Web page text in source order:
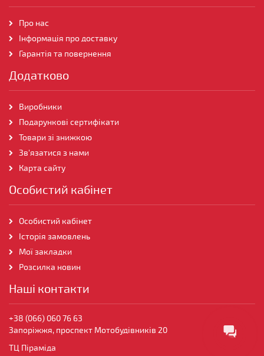
Про нас
Інформація про доставку
Гарантія та повернення
Додатково
Виробники
Подарункові сертифікати
Товари зі знижкою
Зв'язатися з нами
Карта сайту
Особистий кабінет
Особистий кабінет
Історія замовлень
Мої закладки
Розсилка новин
Наші контакти
+38 (066) 060 76 63
Запоріжжя, проспект Мотобудівників 20
ТЦ Піраміда